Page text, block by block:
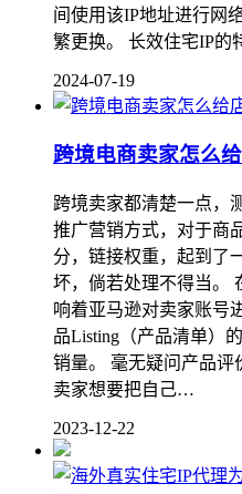
间使用该IP地址进行网
繁更换。 长效住宅IP
2024-07-19
跨境电商卖家怎么
跨境卖家都清楚一点，
推广营销方式，对于商
分，链接权重，起到了
坏，倘若处理不得当。
响着亚马逊对卖家账号
品Listing（产品清单）
销量。 毫无疑问产品评
卖家想要把自己…
2023-12-22